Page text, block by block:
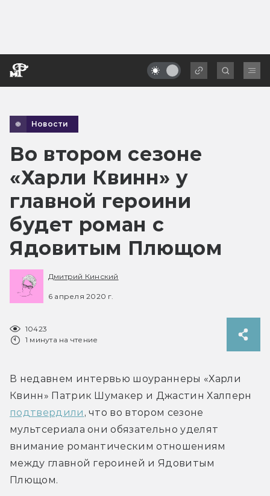
Новости
Во втором сезоне
«Харли Квинн» у
главной героини
будет роман с
Ядовитым Плющом
Дмитрий Кинский
6 апреля 2020 г.
10423
1 минута на чтение
В недавнем интервью шоураннеры «Харли
подтвердили , что во втором сезоне
мультсериала они обязательно уделят
внимание романтическим отношениям
между главной героиней и Ядовитым
Плющом.